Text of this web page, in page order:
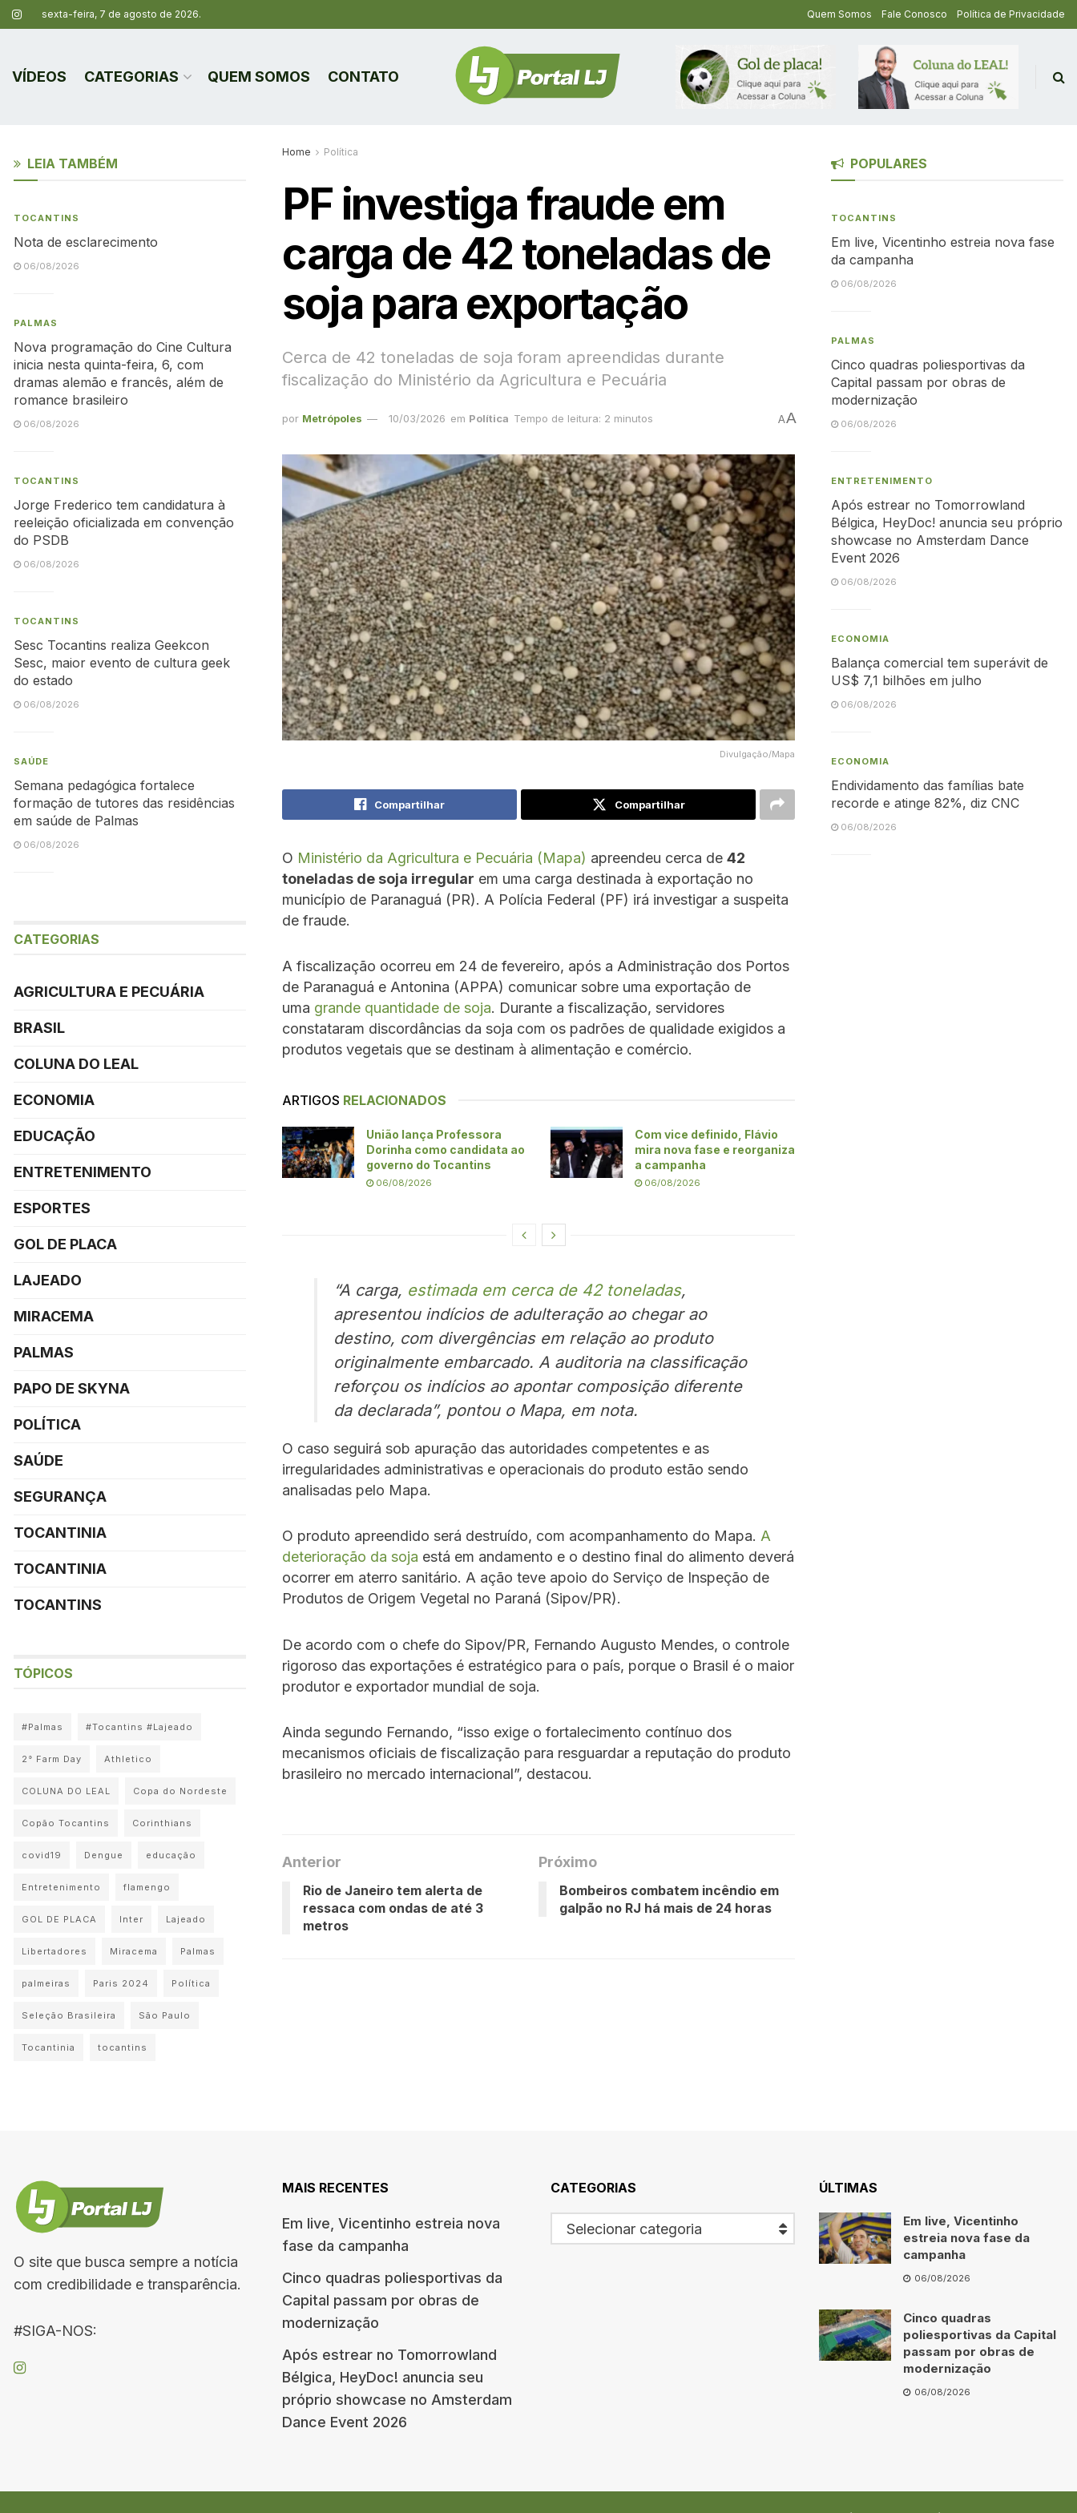
sexta-feira, 7 de agosto de 2026. Quem Somos Fale Conosco Política de Privacidade
VÍDEOS CATEGORIAS QUEM SOMOS CONTATO
Home Política
PF investiga fraude em
carga de 42 toneladas de
soja para exportação
Cerca de 42 toneladas de soja foram apreendidas durante
fiscalização do Ministério da Agricultura e Pecuária
por Metrópoles 10/03/2026 em Política Tempo de leitura: 2 minutos AA
Divulgação/Mapa
Compartilhar Compartilhar
O Ministério da Agricultura e Pecuária (Mapa) apreendeu cerca de 42
toneladas de soja irregular em uma carga destinada à exportação no
município de Paranaguá (PR). A Polícia Federal (PF) irá investigar a suspeita
de fraude.
A fiscalização ocorreu em 24 de fevereiro, após a Administração dos Portos
de Paranaguá e Antonina (APPA) comunicar sobre uma exportação de
uma grande quantidade de soja. Durante a fiscalização, servidores
constataram discordâncias da soja com os padrões de qualidade exigidos a
produtos vegetais que se destinam à alimentação e comércio.
ARTIGOS RELACIONADOS
União lança Professora
Dorinha como candidata ao
governo do Tocantins
06/08/2026
Com vice definido, Flávio
mira nova fase e reorganiza
a campanha
06/08/2026
“A carga, estimada em cerca de 42 toneladas,
apresentou indícios de adulteração ao chegar ao
destino, com divergências em relação ao produto
originalmente embarcado. A auditoria na classificação
reforçou os indícios ao apontar composição diferente
da declarada”, pontou o Mapa, em nota.
O caso seguirá sob apuração das autoridades competentes e as
irregularidades administrativas e operacionais do produto estão sendo
analisadas pelo Mapa.
O produto apreendido será destruído, com acompanhamento do Mapa. A
deterioração da soja está em andamento e o destino final do alimento deverá
ocorrer em aterro sanitário. A ação teve apoio do Serviço de Inspeção de
Produtos de Origem Vegetal no Paraná (Sipov/PR).
De acordo com o chefe do Sipov/PR, Fernando Augusto Mendes, o controle
rigoroso das exportações é estratégico para o país, porque o Brasil é o maior
produtor e exportador mundial de soja.
Ainda segundo Fernando, “isso exige o fortalecimento contínuo dos
mecanismos oficiais de fiscalização para resguardar a reputação do produto
brasileiro no mercado internacional”, destacou.
Anterior
Rio de Janeiro tem alerta de
ressaca com ondas de até 3
metros
Próximo
Bombeiros combatem incêndio em
galpão no RJ há mais de 24 horas
LEIA TAMBÉM
TOCANTINS
Nota de esclarecimento
06/08/2026
PALMAS
Nova programação do Cine Cultura
inicia nesta quinta-feira, 6, com
dramas alemão e francês, além de
romance brasileiro
06/08/2026
TOCANTINS
Jorge Frederico tem candidatura à
reeleição oficializada em convenção
do PSDB
06/08/2026
TOCANTINS
Sesc Tocantins realiza Geekcon
Sesc, maior evento de cultura geek
do estado
06/08/2026
SAÚDE
Semana pedagógica fortalece
formação de tutores das residências
em saúde de Palmas
06/08/2026
CATEGORIAS
AGRICULTURA E PECUÁRIA
BRASIL
COLUNA DO LEAL
ECONOMIA
EDUCAÇÃO
ENTRETENIMENTO
ESPORTES
GOL DE PLACA
LAJEADO
MIRACEMA
PALMAS
PAPO DE SKYNA
POLÍTICA
SAÚDE
SEGURANÇA
TOCANTINIA
TOCANTINIA
TOCANTINS
TÓPICOS
#Palmas #Tocantins #Lajeado
2° Farm Day Athletico
COLUNA DO LEAL Copa do Nordeste
Copão Tocantins Corinthians
covid19 Dengue educação
Entretenimento flamengo
GOL DE PLACA Inter Lajeado
Libertadores Miracema Palmas
palmeiras Paris 2024 Política
Seleção Brasileira São Paulo
Tocantinia tocantins
POPULARES
TOCANTINS
Em live, Vicentinho estreia nova fase
da campanha
06/08/2026
PALMAS
Cinco quadras poliesportivas da
Capital passam por obras de
modernização
06/08/2026
ENTRETENIMENTO
Após estrear no Tomorrowland
Bélgica, HeyDoc! anuncia seu próprio
showcase no Amsterdam Dance
Event 2026
06/08/2026
ECONOMIA
Balança comercial tem superávit de
US$ 7,1 bilhões em julho
06/08/2026
ECONOMIA
Endividamento das famílias bate
recorde e atinge 82%, diz CNC
06/08/2026
O site que busca sempre a notícia
com credibilidade e transparência.
#SIGA-NOS:
MAIS RECENTES
Em live, Vicentinho estreia nova
fase da campanha
Cinco quadras poliesportivas da
Capital passam por obras de
modernização
Após estrear no Tomorrowland
Bélgica, HeyDoc! anuncia seu
próprio showcase no Amsterdam
Dance Event 2026
CATEGORIAS
Selecionar categoria
ÚLTIMAS
Em live, Vicentinho
estreia nova fase da
campanha
06/08/2026
Cinco quadras
poliesportivas da Capital
passam por obras de
modernização
06/08/2026